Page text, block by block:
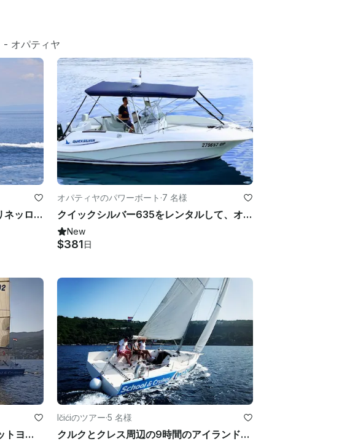
- オパティヤ
クロアチアのオパティヤにあるマリネッロ19ボートを予約！
オパティヤのパワーボート ·7 名様
クイックシルバー635をレンタルして、オパティヤの海で忘れられない一日を過ごしましょう
New
$381日
Cossuttiヨットデザインヨットヨットヨットヨットヨットヨットヨットでのアドリア海でのサンセットセーリングツアー
Ičićiのツアー·5 名様
クルクとクレス周辺の9時間のアイランドホッピングアドベンチャー